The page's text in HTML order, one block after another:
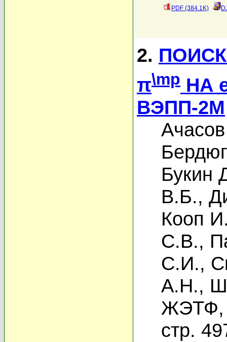
PDF (384.1K)
2.
π\mp НА
ВЭПП-2М
Букин
В.Б.,
Кооп
С.В.,
С.И.,
А.Н.,
ЖЭТФ,
стр.